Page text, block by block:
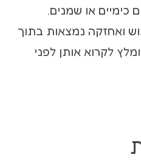
כימיים או שמנים.
ואחזקה נמצאות בתוך
לקרוא אותן לפני